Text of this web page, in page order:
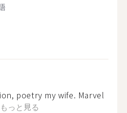
poetry my wife. Marvel
もっと見る